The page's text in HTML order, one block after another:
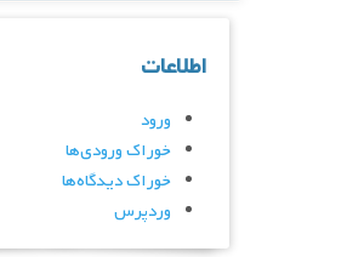
اطلاعات
ورود
خوراک ورودی‌ها
خوراک دیدگاه‌ها
وردپرس